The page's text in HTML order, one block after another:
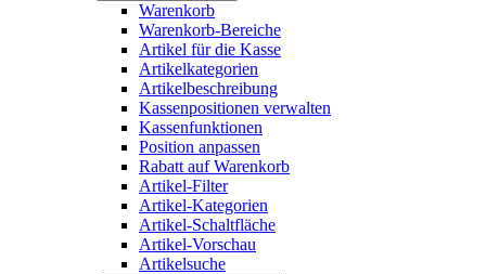
Warenkorb
Warenkorb-Bereiche
Artikel für die Kasse
Artikelkategorien
Artikelbeschreibung
Kassenpositionen verwalten
Kassenfunktionen
Position anpassen
Rabatt auf Warenkorb
Artikel-Filter
Artikel-Kategorien
Artikel-Schaltfläche
Artikel-Vorschau
Artikelsuche